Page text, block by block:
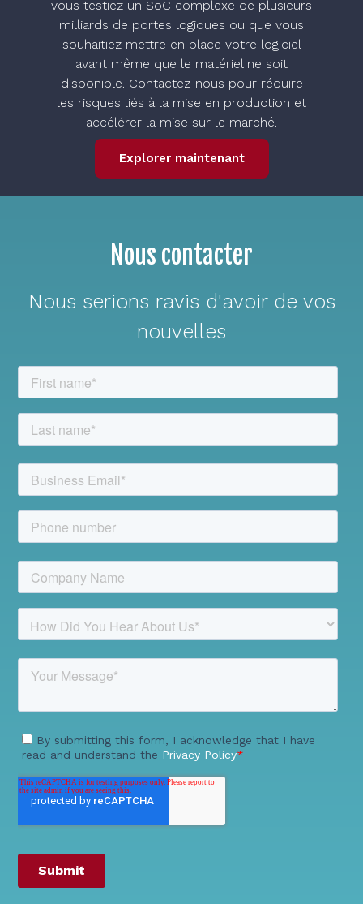
vous testiez un SoC complexe de plusieurs
milliards de portes logiques ou que vous
souhaitiez mettre en place votre logiciel
avant même que le matériel ne soit
disponible. Contactez-nous pour réduire
les risques liés à la mise en production et
accélérer la mise sur le marché.
Explorer maintenant
Nous contacter
Nous serions ravis d'avoir de vos
nouvelles